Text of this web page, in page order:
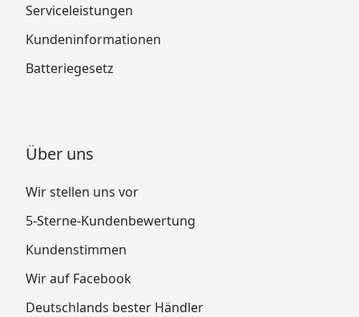
Serviceleistungen
Kundeninformationen
Batteriegesetz
Über uns
Wir stellen uns vor
5-Sterne-Kundenbewertung
Kundenstimmen
Wir auf Facebook
Deutschlands bester Händler